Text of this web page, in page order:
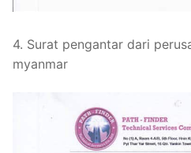
4. Surat pengantar dari
myanmar